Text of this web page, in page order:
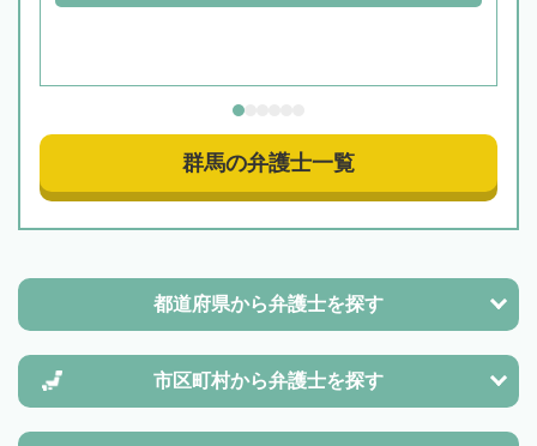
群馬の弁護士一覧
都道府県から弁護士を探す
市区町村から弁護士を探す